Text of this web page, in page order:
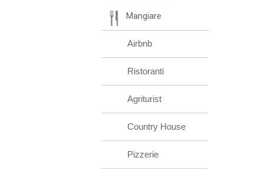
Mangiare
Airbnb
Ristoranti
Agriturist
Country House
Pizzerie